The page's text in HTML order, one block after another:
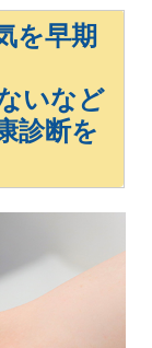
を早期
いなど
診断を